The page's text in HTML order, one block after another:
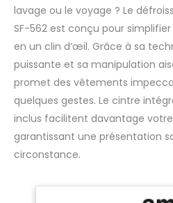
lavage ou le voyage ? Le
SF-562 est conçu pour
en un clin d’œil. Grâce à sa
puissante et sa manipulation
promet des vêtements
quelques gestes. Le cintre
inclus facilitent davantage
garantissant une présentation
circonstance.